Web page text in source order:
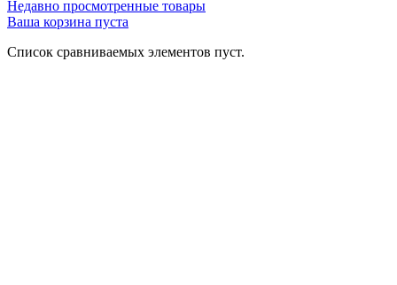
Недавно просмотренные товары
Ваша корзина пуста
Список сравниваемых элементов пуст.